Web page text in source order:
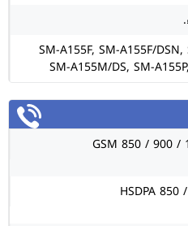
SM-A155F, SM-A155F/
SM-A155M/DS, SM-
GSM 850 / 900 /
HSDPA